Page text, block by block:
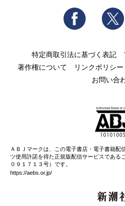
Facebook
特定商取引法に基づく表記
著作権について
リンクポリシー
お問い合
ＡＢＪマークは、この電子書店・電子書籍配
ツ使用許諾を得た正規版配信サービスである
０９１７１３号）です。
https://aebs.or.jp/